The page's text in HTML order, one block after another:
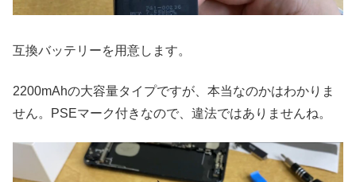
互換バッテリーを用意します。
2200mAhの大容量タイプですが、本当なのかはわかりま
せん。PSEマーク付きなので、違法ではありませんね。